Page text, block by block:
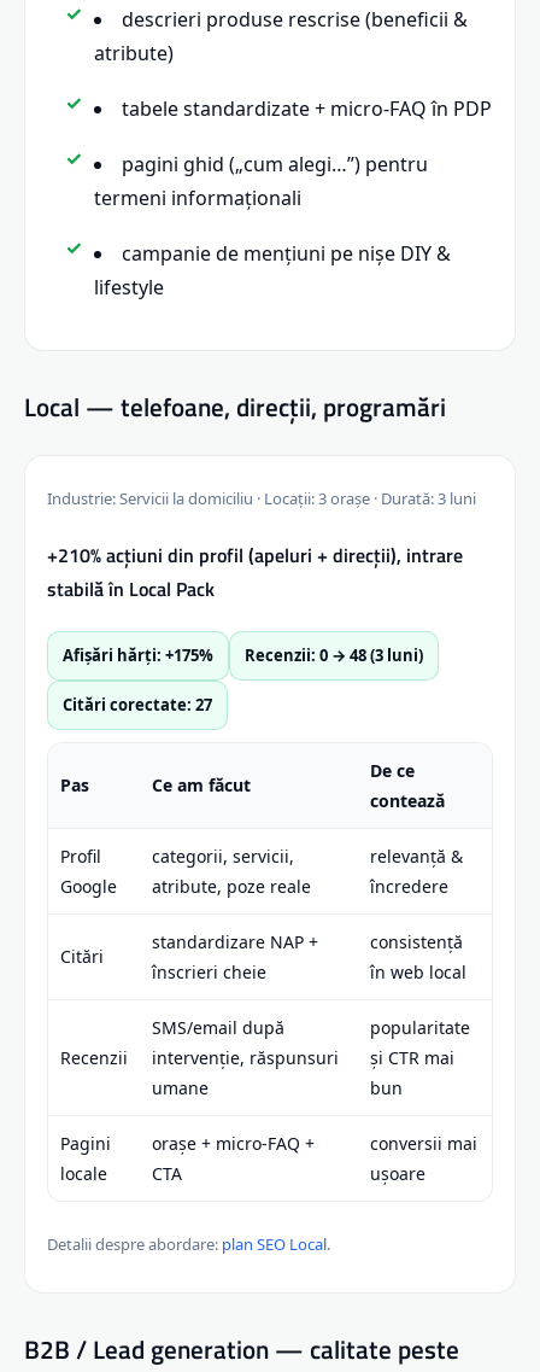
descrieri produse rescrise (beneficii &
atribute)
tabele standardizate + micro-FAQ în PDP
pagini ghid („cum alegi…”) pentru
termeni informaționali
campanie de mențiuni pe nișe DIY &
lifestyle
Local — telefoane, direcții, programări
Industrie: Servicii la domiciliu · Locații: 3 orașe · Durată: 3 luni
+210% acțiuni din profil (apeluri + direcții), intrare
stabilă în Local Pack
Afișări hărți: +175% Recenzii: 0 → 48 (3 luni)
Citări corectate: 27
Pas Ce am făcut
De ce
contează
Profil
Google
categorii, servicii,
atribute, poze reale
relevanță &
încredere
Citări
standardizare NAP +
înscrieri cheie
consistență
în web local
Recenzii
SMS/email după
intervenție, răspunsuri
umane
popularitate
și CTR mai
bun
Pagini
locale
orașe + micro-FAQ +
CTA
conversii mai
ușoare
Detalii despre abordare: plan SEO Local.
B2B / Lead generation — calitate peste